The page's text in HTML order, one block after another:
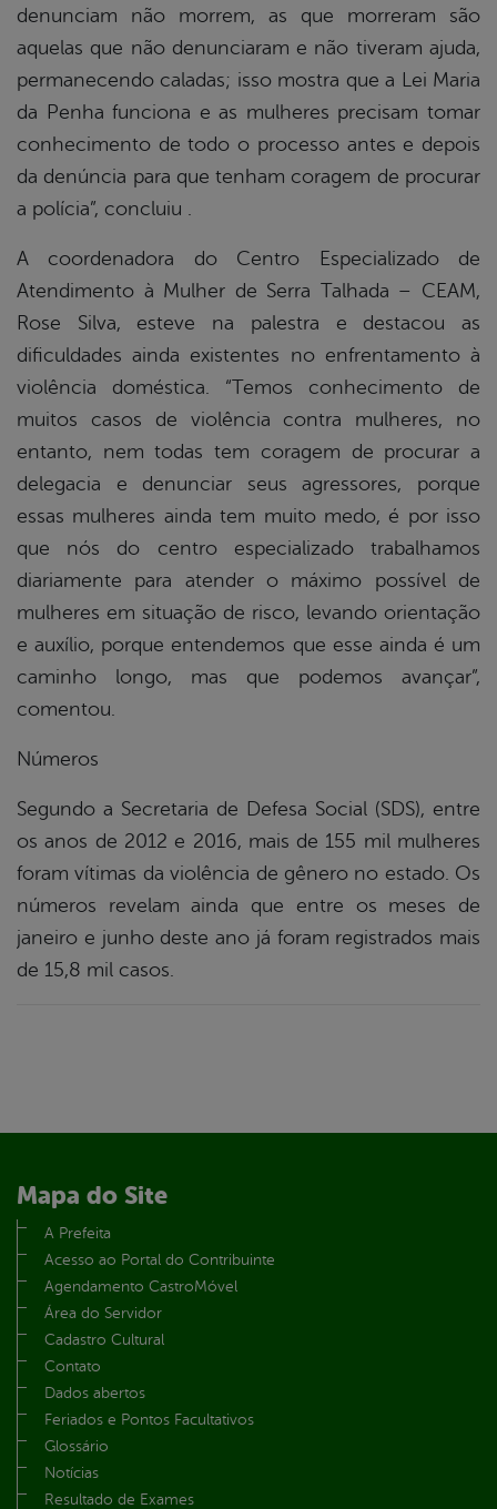
denunciam não morrem, as que morreram são
aquelas que não denunciaram e não tiveram ajuda,
permanecendo caladas; isso mostra que a Lei Maria
da Penha funciona e as mulheres precisam tomar
conhecimento de todo o processo antes e depois
da denúncia para que tenham coragem de procurar
a polícia”, concluiu .
A coordenadora do Centro Especializado de
Atendimento à Mulher de Serra Talhada – CEAM,
Rose Silva, esteve na palestra e destacou as
dificuldades ainda existentes no enfrentamento à
violência doméstica. “Temos conhecimento de
muitos casos de violência contra mulheres, no
entanto, nem todas tem coragem de procurar a
delegacia e denunciar seus agressores, porque
essas mulheres ainda tem muito medo, é por isso
que nós do centro especializado trabalhamos
diariamente para atender o máximo possível de
mulheres em situação de risco, levando orientação
e auxílio, porque entendemos que esse ainda é um
caminho longo, mas que podemos avançar”,
comentou.
Números
Segundo a Secretaria de Defesa Social (SDS), entre
os anos de 2012 e 2016, mais de 155 mil mulheres
foram vítimas da violência de gênero no estado. Os
números revelam ainda que entre os meses de
janeiro e junho deste ano já foram registrados mais
de 15,8 mil casos.
Mapa do Site
A Prefeita
Acesso ao Portal do Contribuinte
Agendamento CastroMóvel
Área do Servidor
Cadastro Cultural
Contato
Dados abertos
Feriados e Pontos Facultativos
Glossário
Notícias
Resultado de Exames